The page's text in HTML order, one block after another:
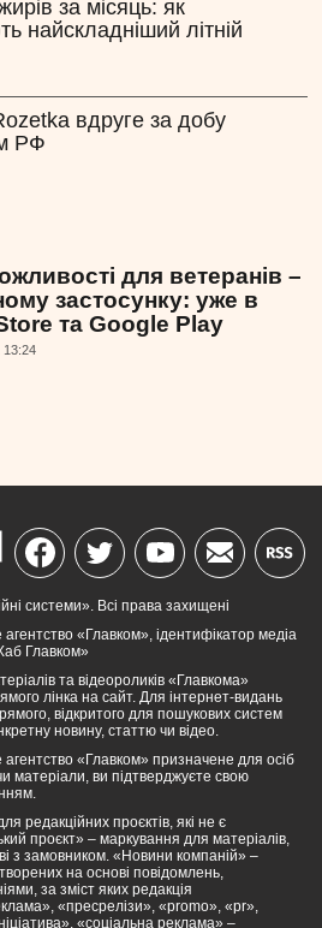
за місяць: як
найскладніший літній
вдруге за добу
РФ
для ветеранів –
застосунку: уже в
та Google Play
13:24
системи». Всі права захищені
«Главком», ідентифікатор медіа
Главком»
та відеороликів «Главкома»
лінка на сайт. Для інтернет-видань
відкритого для пошукових систем
новину, статтю чи відео.
«Главком» призначене для осіб
матеріали, ви підтверджуєте свою
редакційних проєктів, які не є
проєкт» – маркування для матеріалів,
з замовником. «Новини компаній» –
на основі повідомлень,
за зміст яких редакція
«пресрелізи», «promo», «pr»,
«соціальна реклама» –